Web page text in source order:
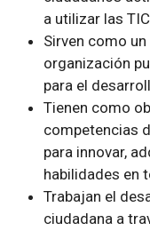
a utilizar las
Sirven como
organización
para el
Tienen como
competencias
para innovar,
habilidades en
Trabajan el
ciudadana a